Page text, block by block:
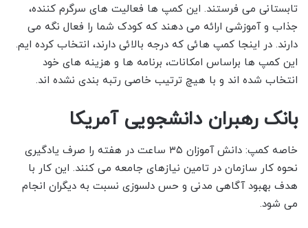
تابستانی می فرستند. این کمپ ها فعالیت های سرگرم کننده،
جذاب و آموزشی ارائه می دهند که کودک شما را فعال نگه می
دارند. در اینجا کمپ هائی که درجه بالائی دارند، انتخاب کرده ایم.
این کمپ ها براساس امکانات، برنامه ها و هزینه های خود
انتخاب شده اند و با هیچ ترتیب خاصی رتبه بندی نشده اند.
بانک رهبران دانشجویی آمریکا
خاصه کمپ: دانش آموزان ۳۵ ساعت در هفته را صرف یادگیری
نحوه کار سازمان در تامین نیازهای جامعه می کنند. این کار با
هدف بهبود آگاهی مدنی و حس دلسوزی نسبت به دیگران انجام
می شود.